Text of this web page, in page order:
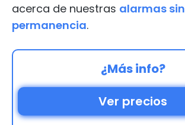
acerca de nuestras alarmas sin
permanencia.
¿Más info?
Ver precios